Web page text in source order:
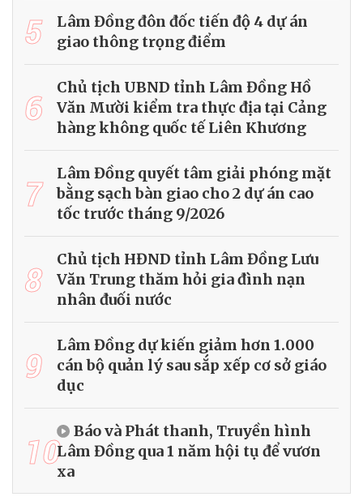
5
Lâm Đồng đôn đốc tiến độ 4 dự án
giao thông trọng điểm
6
Chủ tịch UBND tỉnh Lâm Đồng Hồ
Văn Mười kiểm tra thực địa tại Cảng
hàng không quốc tế Liên Khương
7
Lâm Đồng quyết tâm giải phóng mặt
bằng sạch bàn giao cho 2 dự án cao
tốc trước tháng 9/2026
8
Chủ tịch HĐND tỉnh Lâm Đồng Lưu
Văn Trung thăm hỏi gia đình nạn
nhân đuối nước
9
Lâm Đồng dự kiến giảm hơn 1.000
cán bộ quản lý sau sắp xếp cơ sở giáo
dục
10
Báo và Phát thanh, Truyền hình
Lâm Đồng qua 1 năm hội tụ để vươn
xa